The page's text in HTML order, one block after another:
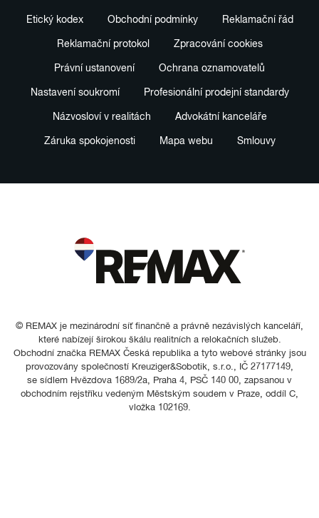
Etický kodex Obchodní podmínky Reklamační řád
Reklamační protokol Zpracování cookies
Právní ustanovení Ochrana oznamovatelů
Nastavení soukromí Profesionální prodejní standardy
Názvosloví v realitách Advokátní kanceláře
Záruka spokojenosti Mapa webu Smlouvy
© REMAX je mezinárodní síť finančně a právně nezávislých kanceláří,
které nabízejí širokou škálu realitních a relokačních služeb.
Obchodní značka REMAX Česká republika a tyto webové stránky jsou
provozovány společností Kreuziger&Sobotik, s.r.o., IČ 27177149,
se sídlem Hvězdova 1689/2a, Praha 4, PSČ 140 00, zapsanou v
obchodním rejstříku vedeným Městským soudem v Praze, oddíl C,
vložka 102169.